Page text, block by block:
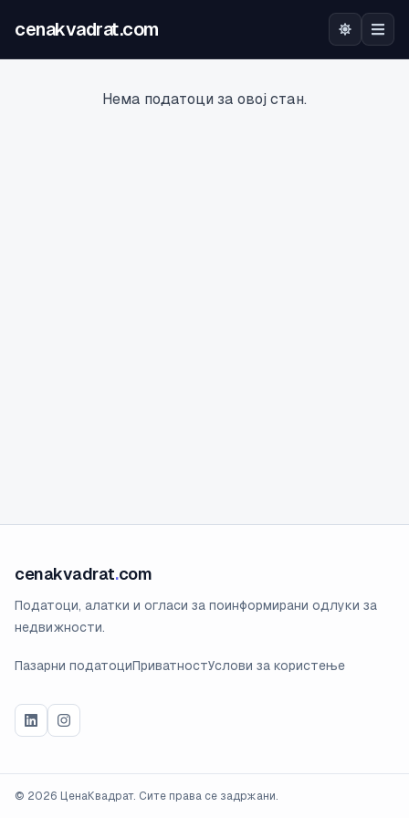
cenakvadrat.com
Нема податоци за овој стан.
cenakvadrat.com
Податоци, алатки и огласи за поинформирани одлуки за
недвижности.
Пазарни податоциПриватностУслови за користење
© 2026 ЦенаКвадрат. Сите права се задржани.